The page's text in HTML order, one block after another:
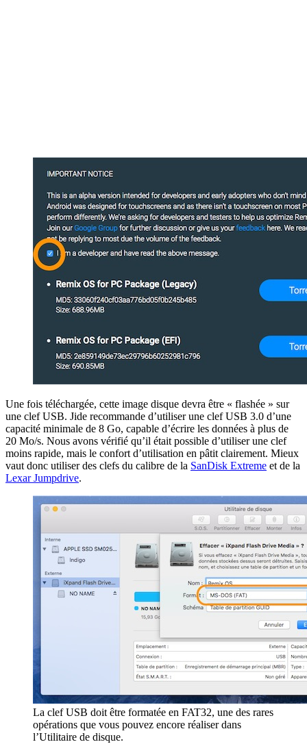
Une fois téléchargée, cette image disque devra être « flashée » sur
une clef USB. Jide recommande d’utiliser une clef USB 3.0 d’une
capacité minimale de 8 Go, capable d’écrire les données à plus de
20 Mo/s. Nous avons vérifié qu’il était possible d’utiliser une clef
moins rapide, mais le confort d’utilisation en pâtit clairement. Mieux
vaut donc utiliser des clefs du calibre de la SanDisk Extreme et de la
Lexar Jumpdrive.
La clef USB doit être formatée en FAT32, une des rares
opérations que vous pouvez encore réaliser dans
l’Utilitaire de disque.